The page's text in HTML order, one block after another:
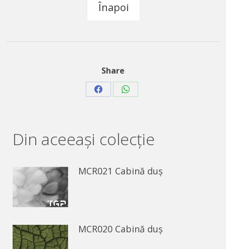
Înapoi
Share
Share Share
Din aceeaşi colecție
MCR021 Cabină duș
MCR020 Cabină duș